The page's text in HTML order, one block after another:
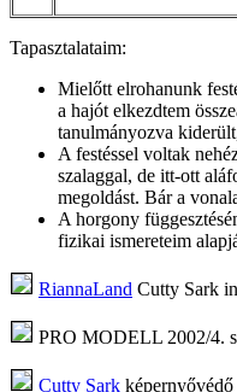
Tapasztalataim:
Mielőtt elrohanunk
a hajót elkezdtem
tanulmányozva
A festéssel voltak
szalaggal, de itt-ott
megoldást. Bár a
A horgony
fizikai ismereteim
RiannaLand Cutty Sark
PRO MODELL 2002/4.
Cutty Sark képernyővédő